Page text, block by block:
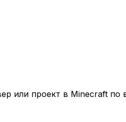
или проект в Minecraft по